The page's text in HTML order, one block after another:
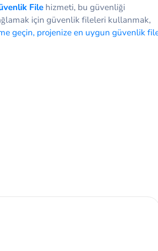
File hizmeti, bu güvenliği
için güvenlik fileleri kullanmak,
geçin, projenize en uygun güvenlik